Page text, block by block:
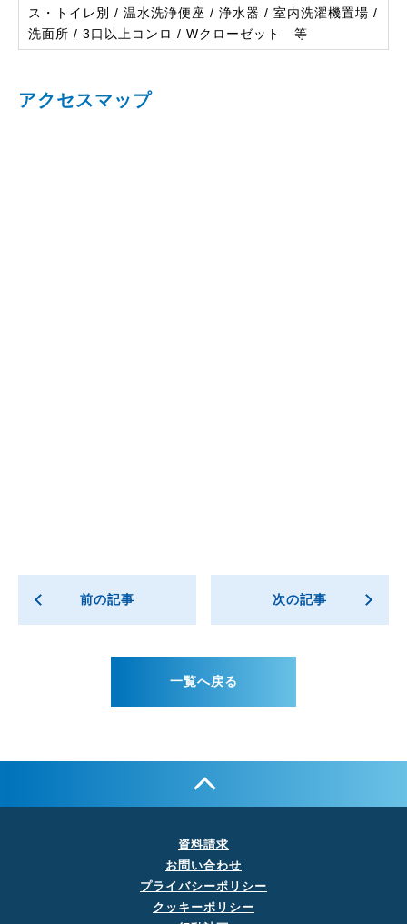
ス・トイレ別 / 温水洗浄便座 / 浄水器 / 室内洗濯機置場 /
洗面所 / 3口以上コンロ / Wクローゼット 等
アクセスマップ
前の記事
一覧へ戻る
次の記事
資料請求
お問い合わせ
プライバシーポリシー
クッキーポリシー